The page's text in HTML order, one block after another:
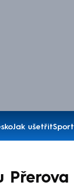
Jak ušetřitSport
Přerova